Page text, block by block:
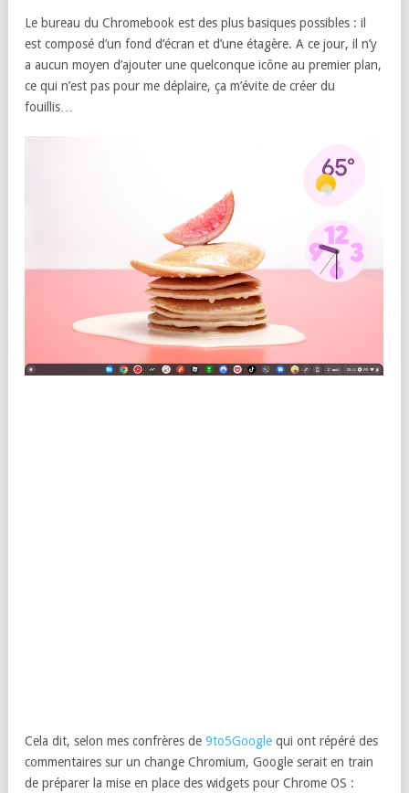
Le bureau du Chromebook est des plus basiques possibles : il
est composé d’un fond d’écran et d’une étagère. A ce jour, il n’y
a aucun moyen d’ajouter une quelconque icône au premier plan,
ce qui n’est pas pour me déplaire, ça m’évite de créer du
fouillis…
Cela dit, selon mes confrères de 9to5Google qui ont répéré des
commentaires sur un change Chromium, Google serait en train
de préparer la mise en place des widgets pour Chrome OS :